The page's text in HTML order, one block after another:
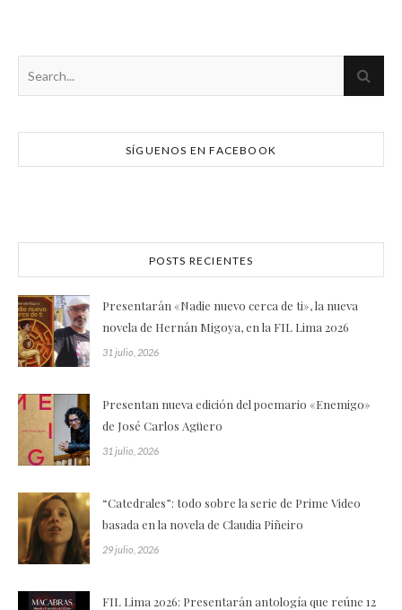
SÍGUENOS EN FACEBOOK
POSTS RECIENTES
Presentarán «Nadie nuevo cerca de ti», la nueva
novela de Hernán Migoya, en la FIL Lima 2026
31 julio, 2026
Presentan nueva edición del poemario «Enemigo»
de José Carlos Agüero
31 julio, 2026
“Catedrales”: todo sobre la serie de Prime Video
basada en la novela de Claudia Piñeiro
29 julio, 2026
FIL Lima 2026: Presentarán antología que reúne 12